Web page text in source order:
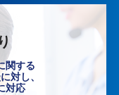
関する
対し、
対応